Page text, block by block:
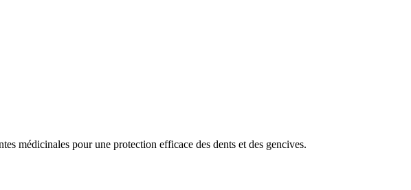
médicinales pour une protection efficace des dents et des gencives.